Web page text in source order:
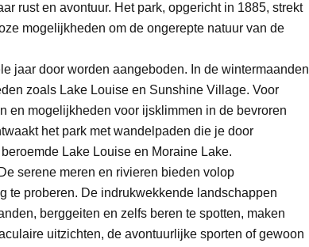
rust en avontuur. Het park, opgericht in 1885, strekt
mogelijkheden om de ongerepte natuur van de
jaar door worden aangeboden. In de wintermaanden
zoals Lake Louise en Sunshine Village. Voor
en mogelijkheden voor ijsklimmen in de bevroren
het park met wandelpaden die je door
Lake Louise en Moraine Lake.
serene meren en rivieren bieden volop
te proberen. De indrukwekkende landschappen
berggeiten en zelfs beren te spotten, maken
uitzichten, de avontuurlijke sporten of gewoon